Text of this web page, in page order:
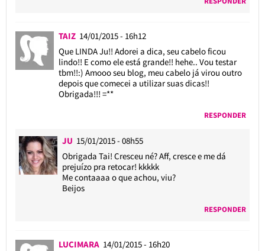
TAIZ 14/01/2015 - 16h12
Que LINDA Ju!! Adorei a dica, seu cabelo ficou
lindo!! E como ele está grande!! hehe.. Vou testar
tbm!!:) Amooo seu blog, meu cabelo já virou outro
depois que comecei a utilizar suas dicas!!
Obrigada!!! =**
RESPONDER
JU 15/01/2015 - 08h55
Obrigada Tai! Cresceu né? Aff, cresce e me dá
prejuízo pra retocar! kkkkk
Me contaaaa o que achou, viu?
Beijos
RESPONDER
LUCIMARA 14/01/2015 - 16h20